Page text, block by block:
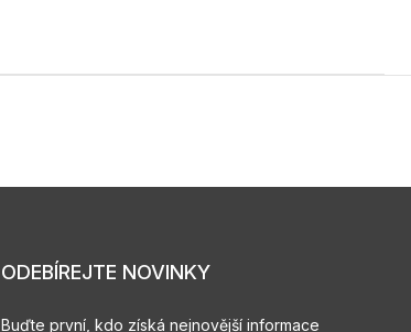
ODEBÍREJTE NOVINKY
Buďte první, kdo získá nejnovější informace